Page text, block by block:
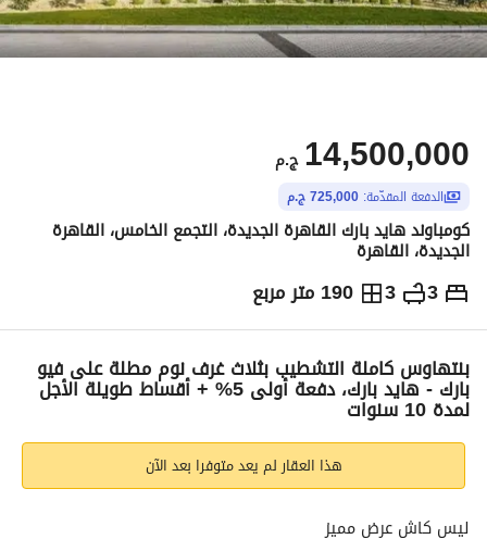
ج.م 14,500,000
الدفعة المقدّمة: 725,000 ج.م
كومباوند هايد بارك القاهرة الجديدة، التجمع الخامس، القاهرة
الجديدة، القاهرة
3
3 190 متر مربع ج.م14,500,000
الاماكن القريبة
بنتهاوس كاملة التشطيب بثلاث غرف نوم مطلة على فيو
بارك - هايد بارك، دفعة أولى 5% + أقساط طويلة الأجل
لمدة 10 سنوات
هذا العقار لم يعد متوفرا بعد الآن
ليس كاش عرض مميز